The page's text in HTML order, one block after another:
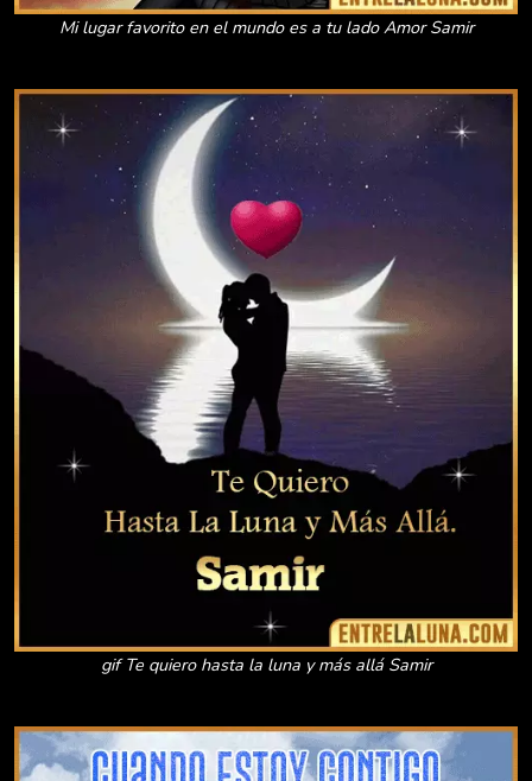
Mi lugar favorito en el mundo es a tu lado Amor Samir
gif Te quiero hasta la luna y más allá Samir